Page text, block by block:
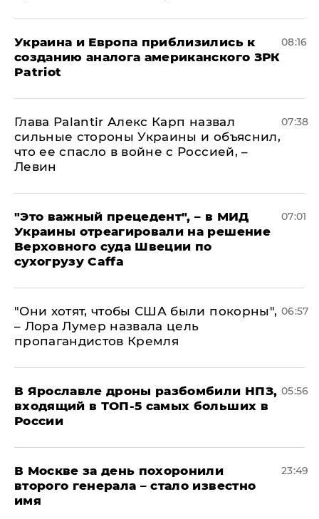
Украина и Европа приблизились к
созданию аналога американского ЗРК
Patriot
08:16
Глава Palantir Алекс Карп назвал
сильные стороны Украины и объяснил,
что ее спасло в войне с Россией, –
Левин
07:38
"Это важный прецедент", – в МИД
Украины отреагировали на решение
Верховного суда Швеции по
сухогрузу Caffa
07:01
"Они хотят, чтобы США были покорны",
– Лора Лумер назвала цель
пропагандистов Кремля
06:57
В Ярославле дроны разбомбили НПЗ,
входящий в ТОП-5 самых больших в
России
05:56
В Москве за день похоронили
второго генерала – стало известно
имя
23:49